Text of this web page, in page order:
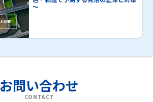
～
お問い合わせ
CONTACT